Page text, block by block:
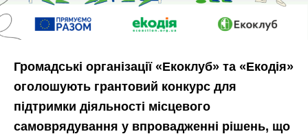
Громадські організації «Екоклуб» та «Екодія»
оголошують грантовий конкурс для
підтримки діяльності місцевого
самоврядування у впровадженні рішень, що